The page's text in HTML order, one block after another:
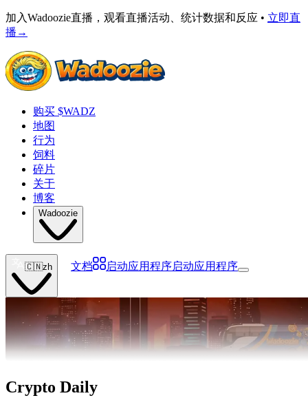
加入Wadoozie直播，观看直播活动、统计数据和反应 • 立即直
播 →
购买 $WADZ
地图
行为
饲料
碎片
关于
博客
Wadoozie
🇨🇳zh 文档 启动应用程序启动应用程序
Crypto Daily